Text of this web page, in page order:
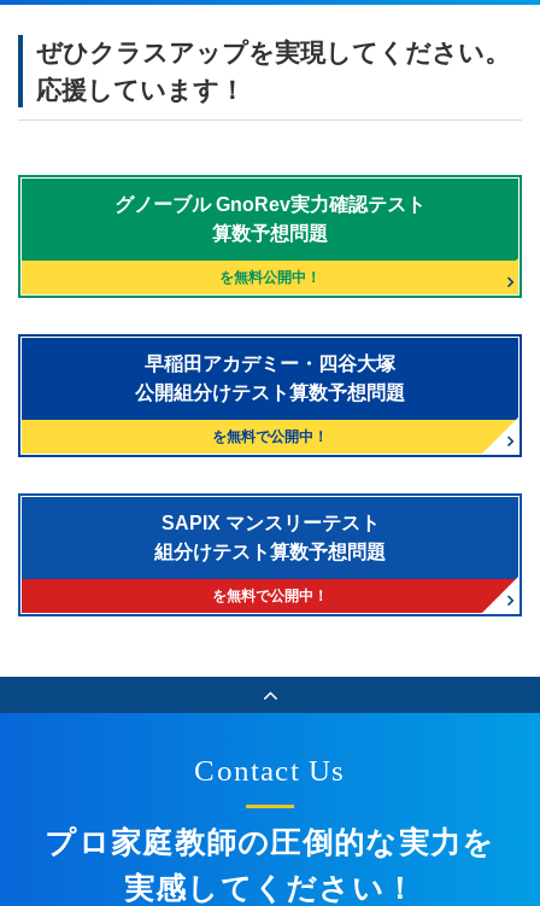
ぜひクラスアップを実現してください。
応援しています！
グノーブルGnoRev実力確認テスト
算数予想問題
を無料公開中！
早稲田アカデミー・四谷大塚
公開組分けテスト算数予想問題
を無料で公開中！
SAPIX マンスリーテスト
組分けテスト算数予想問題
を無料で公開中！
Contact Us
プロ家庭教師の圧倒的な実力を
実感してください！